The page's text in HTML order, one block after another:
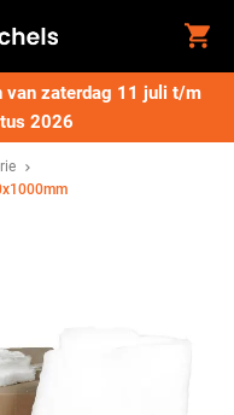
van zaterdag 11 juli t/m
2026